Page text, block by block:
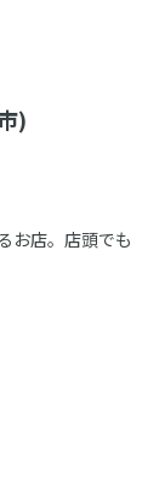
)
お店。店頭でも